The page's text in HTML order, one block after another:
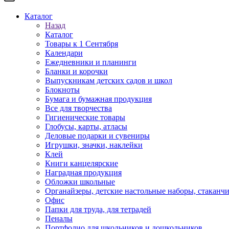
Каталог
Назад
Каталог
Товары к 1 Сентября
Календари
Ежедневники и планинги
Бланки и корочки
Выпускникам детских садов и школ
Блокноты
Бумага и бумажная продукция
Все для творчества
Гигиенические товары
Глобусы, карты, атласы
Деловые подарки и сувениры
Игрушки, значки, наклейки
Клей
Книги канцелярские
Наградная продукция
Обложки школьные
Органайзеры, детские настольные наборы,
Офис
Папки для труда, для тетрадей
Пеналы